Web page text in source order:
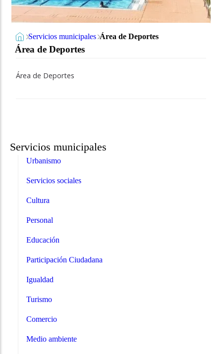
Servicios municipales Área de Deportes
Área de Deportes
Servicios municipales
Urbanismo
Servicios sociales
Cultura
Personal
Educación
Participación Ciudadana
Igualdad
Turismo
Comercio
Medio ambiente
Área de Deportes